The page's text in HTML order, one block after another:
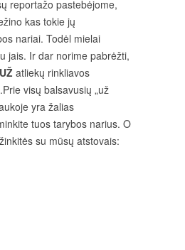
reportažo pastebėjome,
kas tokie jų
nariai. Todėl mielai
jais. Ir dar norime pabrėžti,
UŽ atliekų rinkliavos
visų balsavusių „už
yra žalias
tuos tarybos narius. O
su mūsų atstovais: